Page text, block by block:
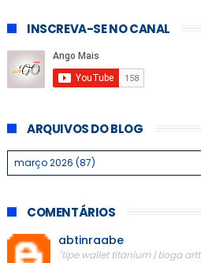
INSCREVA-SE NO CANAL
ARQUIVOS DO BLOG
COMENTÁRIOS
abtinraabe
"tipe wallet titanium | tioga